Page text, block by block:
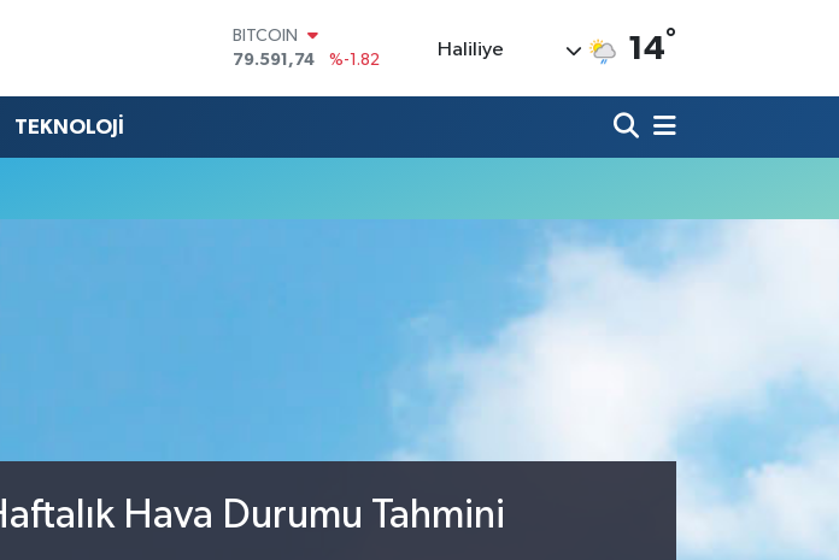
BITCOIN
79.591,74
%-1.82
45,43620
%0.02
Haliliye 14°
TEKNOLOJİ
Hava Durumu Tahmini